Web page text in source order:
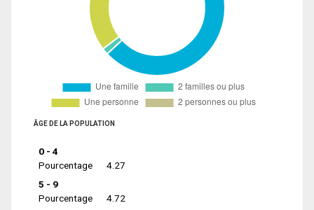
ÂGE DE LA POPULATION
0 - 4
Pourcentage
4.27
5 - 9
Pourcentage
4.72